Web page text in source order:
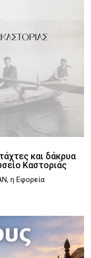
και δάκρυα
Καστοριάς
η Εφορεία